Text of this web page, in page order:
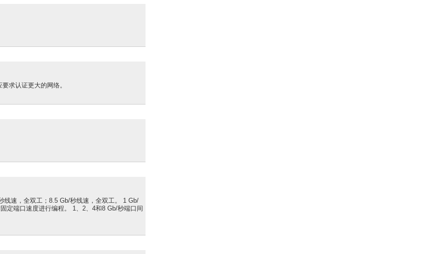
求认证更大的网络。
线速，全双工；8.5 Gb/秒线速，全双工。 1 Gb/
定端口速度进行编程。 1、2、4和8 Gb/秒端口间